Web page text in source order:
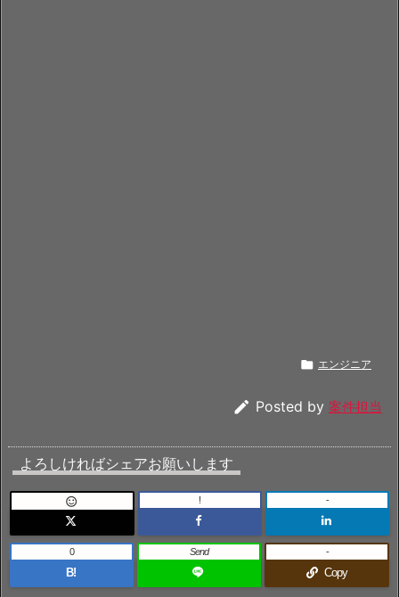
 エンジニア
 Posted by 案件担当
よろしければシェアお願いします
 ! -
B!
0 Send
Copy
-